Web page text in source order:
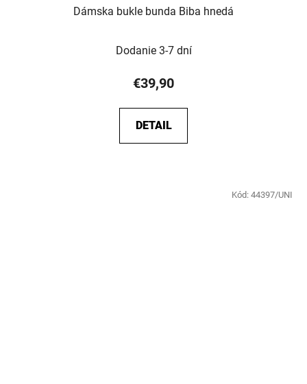
Dámska bukle bunda Biba hnedá
Dodanie 3-7 dní
€39,90
DETAIL
Kód: 44397/UNI